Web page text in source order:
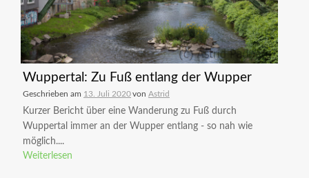
Wuppertal: Zu Fuß entlang der Wupper
Geschrieben am 13. Juli 2020von Astrid
Kurzer Bericht über eine Wanderung zu Fuß durch
Wuppertal immer an der Wupper entlang - so nah wie
möglich....
Weiterlesen